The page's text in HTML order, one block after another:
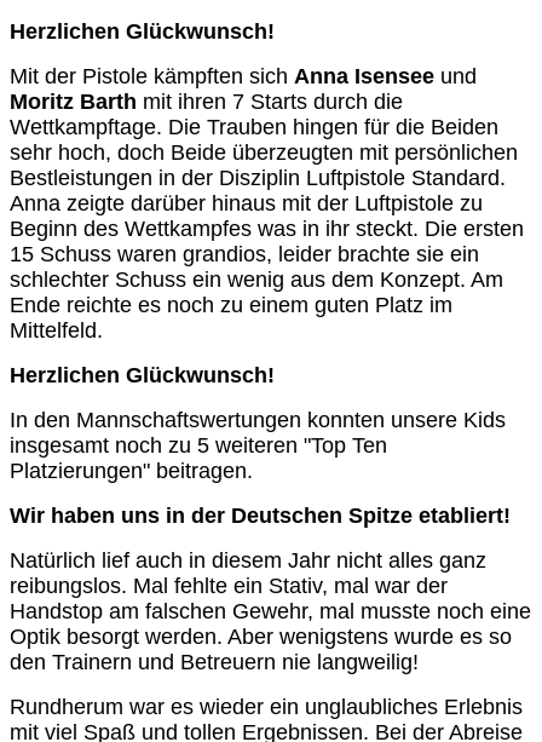
Herzlichen Glückwunsch!
Mit der Pistole kämpften sich Anna Isensee und
Moritz Barth mit ihren 7 Starts durch die
Wettkampftage. Die Trauben hingen für die Beiden
sehr hoch, doch Beide überzeugten mit persönlichen
Bestleistungen in der Disziplin Luftpistole Standard.
Anna zeigte darüber hinaus mit der Luftpistole zu
Beginn des Wettkampfes was in ihr steckt. Die ersten
15 Schuss waren grandios, leider brachte sie ein
schlechter Schuss ein wenig aus dem Konzept. Am
Ende reichte es noch zu einem guten Platz im
Mittelfeld.
Herzlichen Glückwunsch!
In den Mannschaftswertungen konnten unsere Kids
insgesamt noch zu 5 weiteren "Top Ten
Platzierungen" beitragen.
Wir haben uns in der Deutschen Spitze etabliert!
Natürlich lief auch in diesem Jahr nicht alles ganz
reibungslos. Mal fehlte ein Stativ, mal war der
Handstop am falschen Gewehr, mal musste noch eine
Optik besorgt werden. Aber wenigstens wurde es so
den Trainern und Betreuern nie langweilig!
Rundherum war es wieder ein unglaubliches Erlebnis
mit viel Spaß und tollen Ergebnissen. Bei der Abreise